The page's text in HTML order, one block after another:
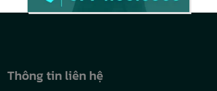
Thông tin liên hệ